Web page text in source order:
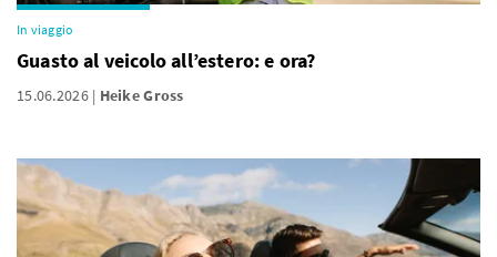
In viaggio
Guasto al veicolo all’estero: e ora?
15.06.2026 Heike Gross